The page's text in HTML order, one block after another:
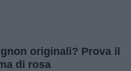
originali? Prova il
di rosa